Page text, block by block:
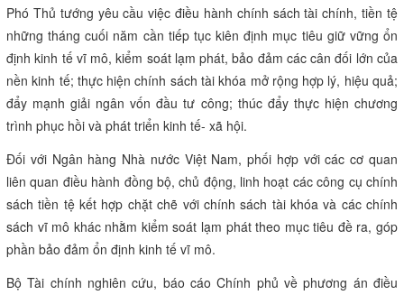
Phó Thủ tướng yêu cầu việc điều hành chính sách tài chính, tiền tệ
những tháng cuối năm cần tiếp tục kiên định mục tiêu giữ vững ổn
định kinh tế vĩ mô, kiểm soát lạm phát, bảo đảm các cân đối lớn của
nền kinh tế; thực hiện chính sách tài khóa mở rộng hợp lý, hiệu quả;
đẩy mạnh giải ngân vốn đầu tư công; thúc đẩy thực hiện chương
trình phục hồi và phát triển kinh tế- xã hội.
Đối với Ngân hàng Nhà nước Việt Nam, phối hợp với các cơ quan
liên quan điều hành đồng bộ, chủ động, linh hoạt các công cụ chính
sách tiền tệ kết hợp chặt chẽ với chính sách tài khóa và các chính
sách vĩ mô khác nhằm kiểm soát lạm phát theo mục tiêu đề ra, góp
phần bảo đảm ổn định kinh tế vĩ mô.
Bộ Tài chính nghiên cứu, báo cáo Chính phủ về phương án điều